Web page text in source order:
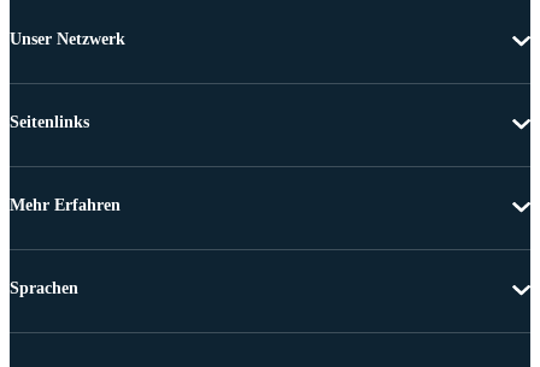
Unser Netzwerk
Seitenlinks
Mehr Erfahren
Sprachen